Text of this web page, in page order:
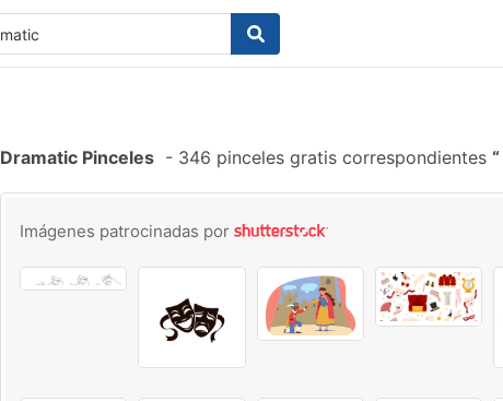
Dramatic Pinceles - 346 pinceles gratis correspondientes
Imágenes patrocinadas por